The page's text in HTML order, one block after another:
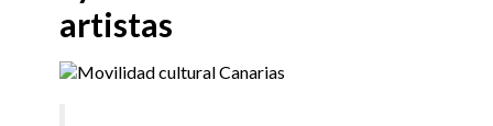
artistas